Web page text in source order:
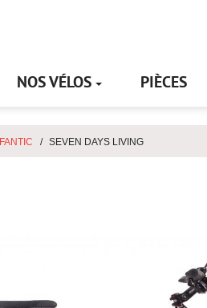
NOS VÉLOS PIÈCES
FANTIC SEVEN DAYS LIVING